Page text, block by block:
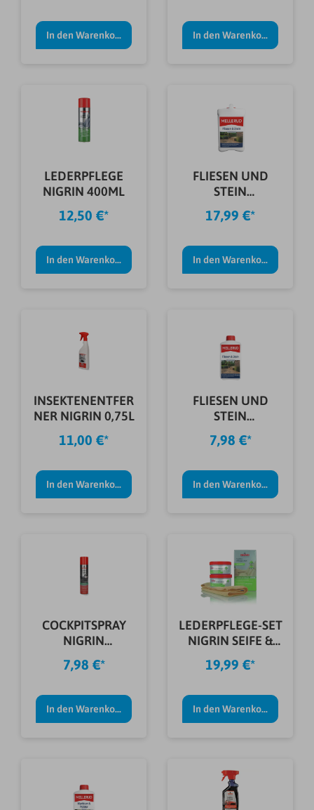
In den Warenkorb In den Warenkorb
LEDERPFLEGE
NIGRIN 400ML
12,50 €*
In den Warenkorb
FLIESEN UND
STEIN
GRUNDREINIGER
2,5 L
17,99 €*
In den Warenkorb
INSEKTENENTFER
NER NIGRIN 0,75L
11,00 €*
In den Warenkorb
FLIESEN UND
STEIN
GRUNDREINIGER
1,0 L
7,98 €*
In den Warenkorb
COCKPITSPRAY
NIGRIN
BERRIES&CREAM
400ML
7,98 €*
In den Warenkorb
LEDERPFLEGE-SET
NIGRIN SEIFE &
BALSAM
19,99 €*
In den Warenkorb